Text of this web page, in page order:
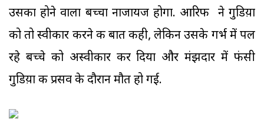
उसका होने वाला बच्चा नाजायज होगा. आरिफ ने गुडिय़ा
को तो स्वीकार करने की बात कही, लेकिन उसके गर्भ में पल
रहे बच्चे को अस्वीकार कर दिया और मंझदार में फंसी
गुडिय़ा की प्रसव के दौरान मौत हो गई.